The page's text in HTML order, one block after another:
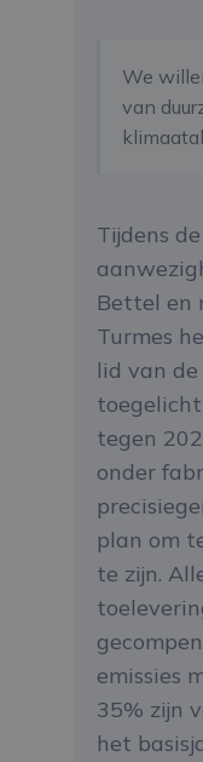
We
van
Tijdens
Bettel en
Turmes
lid van
tegen
onder
plan om
te zijn.
emissies
35% zijn
het